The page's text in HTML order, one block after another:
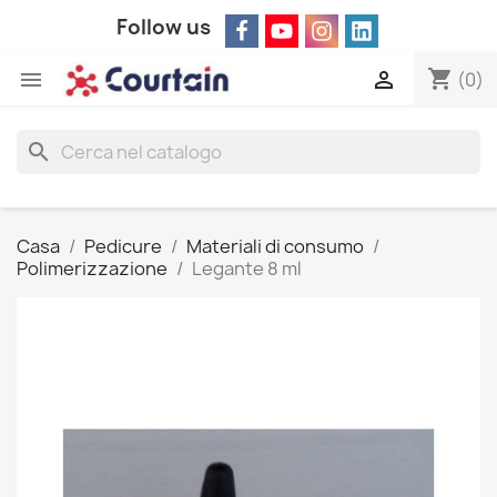
Follow us
 shopping_cart (0)

search
Casa Pedicure
Materiali di consumo
Polimerizzazione
Legante 8 ml